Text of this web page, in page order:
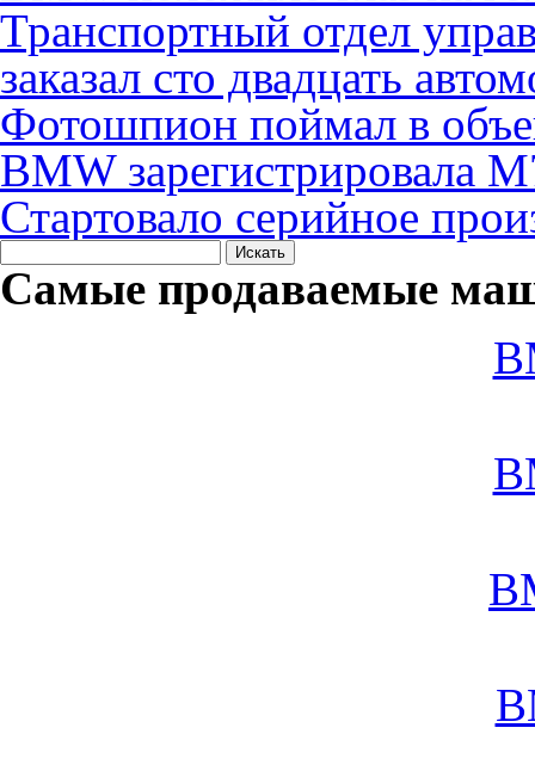
Транспортный отдел
заказал сто двадцать
Фотошпион поймал в
BMW зарегистрировала
Стартовало серийное
Самые продаваемые